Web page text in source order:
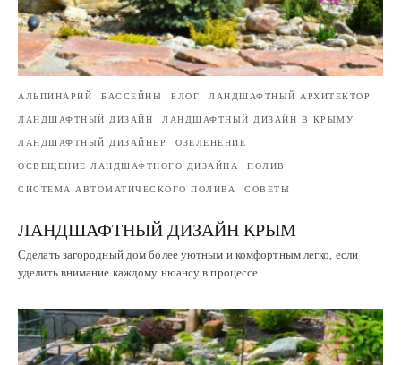
АЛЬПИНАРИЙ БАССЕЙНЫ БЛОГ ЛАНДШАФТНЫЙ АРХИТЕКТОР
ЛАНДШАФТНЫЙ ДИЗАЙН ЛАНДШАФТНЫЙ ДИЗАЙН В КРЫМУ
ЛАНДШАФТНЫЙ ДИЗАЙНЕР ОЗЕЛЕНЕНИЕ
ОСВЕЩЕНИЕ ЛАНДШАФТНОГО ДИЗАЙНА ПОЛИВ
СИСТЕМА АВТОМАТИЧЕСКОГО ПОЛИВА СОВЕТЫ
ЛАНДШАФТНЫЙ ДИЗАЙН КРЫМ
Сделать загородный дом более уютным и комфортным легко, если
уделить внимание каждому нюансу в процессе…